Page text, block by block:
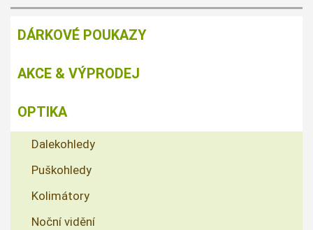
DÁRKOVÉ POUKAZY
AKCE & VÝPRODEJ
OPTIKA
Dalekohledy
Puškohledy
Kolimátory
Noční vidění